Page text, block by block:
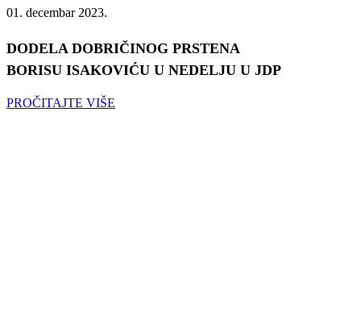
01. decembar 2023.
DODELA DOBRIČINOG PRSTENA
BORISU ISAKOVIĆU U NEDELJU U JDP
PROČITAJTE VIŠE